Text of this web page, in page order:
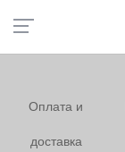
Оплата и
доставка